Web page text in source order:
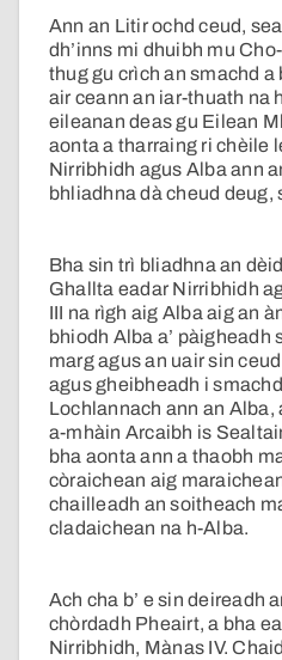
Ann an Litir ochd ceud,
dh’inns mi dhuibh mu
thug gu crìch an smachd a
air ceann an iar-thuath na
eileanan deas gu Eilean
aonta a tharraing ri chèile
Nirribhidh agus Alba ann
bhliadhna dà cheud deug,
Bha sin trì bliadhna an
Ghallta eadar Nirribhidh
III na rìgh aig Alba aig an
bhiodh Alba a’ pàigheadh
marg agus an uair sin
agus gheibheadh i
Lochlannach ann an Alba,
a-mhàin Arcaibh is
bha aonta ann a thaobh
còraichean aig
chailleadh an soitheach
cladaichean na h-Alba.
Ach cha b’ e sin deireadh
chòrdadh Pheairt, a bha
Nirribhidh, Mànas IV.